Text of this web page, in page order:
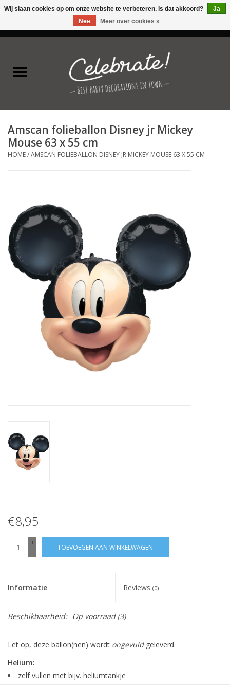
Latex ballonnen
Folie ballonnen
Verjaardag thema's
Kinderfeestjes
Cadeaus
Schmink&beauty
Accessoires
Amscan folieballon Disney jr Mickey
Mouse 63 x 55 cm
HOME/AMSCAN FOLIEBALLON DISNEY JR MICKEY MOUSE 63 X 55 CM
€8,95
+
-
TOEVOEGEN AAN WINKELWAGEN
Informatie Reviews (0)
Beschikbaarheid: Op voorraad(3)
Let op, deze ballon(nen) wordt ongevuldgeleverd.
Helium:
zelf vullen met bijv. heliumtankje
Wij slaan cookies op om onze website te verbeteren. Is dat akkoord?
Ja
Nee
Meer over cookies »